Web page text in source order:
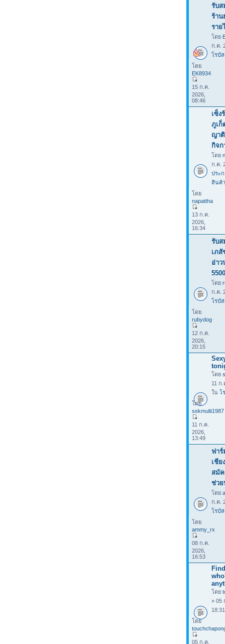
รับส
ร้าน
ราย
โดย
ก.ค.
โรบั
โดย
EK8934
15 ก.ค.
2026,
08:46
เซ็ง
ภูเก็
ญา
กิจก
โดย
ก.ค.
ประ
สินค้า
โดย
napattha
13 ก.ค.
2026,
16:34
รับส
เภ
อ่าว
โดย
ก.ค.
โรบั
โดย
rubydog
12 ก.ค.
2026,
20:15
โดย
11 ก.
ใน โ
โดย
sekmulti1987
11 ก.ค.
2026,
13:49
ฟา
เชีย
สมัค
ช่วย
โดย
ก.ค.
โรบั
โดย
ammy_rx
08 ก.ค.
2026,
16:53
โดย
» 05
โดย
05 ก.ค.